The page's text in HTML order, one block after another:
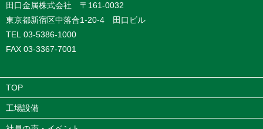
田口金属株式会社 〒161-0032
東京都新宿区中落合1-20-4 田口ビル
TEL 03-5386-1000
FAX 03-3367-7001
TOP
工場設備